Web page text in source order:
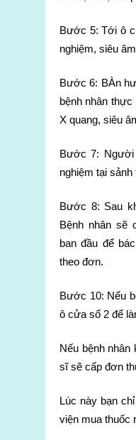
Bước 5: Tới ô
nghiệm, siêu
Bước 6: BÀn
bệnh nhân
X quang, siêu
Bước 7: Người
nghiệm tại sảnh
Bước 8: Sau
Bệnh nhân sẽ
ban đầu để
theo đơn.
Bước 10: Nếu
ô cửa số 2 để
Nếu bệnh nhân
sĩ sẽ cấp đơn
Lúc này bạn
viện mua thuốc